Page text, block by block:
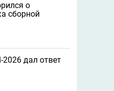
о
сборной
дал ответ